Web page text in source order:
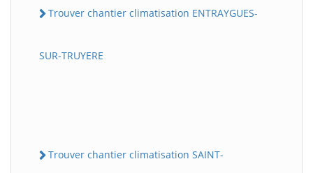
Trouver chantier climatisation ENTRAYGUES-
SUR-TRUYERE
Trouver chantier climatisation SAINT-